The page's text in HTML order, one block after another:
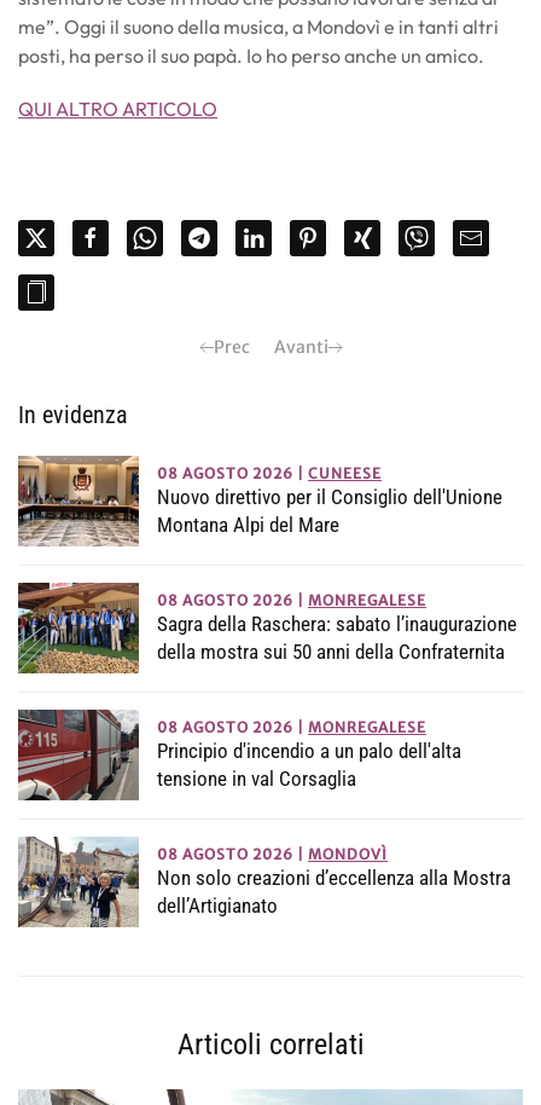
me”. Oggi il suono della musica, a Mondovì e in tanti altri
posti, ha perso il suo papà. Io ho perso anche un amico.
QUI ALTRO ARTICOLO
Prec Avanti
In evidenza
08 AGOSTO 2026 CUNEESE
Nuovo direttivo per il Consiglio dell'Unione
Montana Alpi del Mare
08 AGOSTO 2026 MONREGALESE
Sagra della Raschera: sabato l’inaugurazione
della mostra sui 50 anni della Confraternita
08 AGOSTO 2026 MONREGALESE
Principio d'incendio a un palo dell'alta
tensione in val Corsaglia
08 AGOSTO 2026 MONDOVÌ
Non solo creazioni d’eccellenza alla Mostra
dell’Artigianato
Articoli correlati